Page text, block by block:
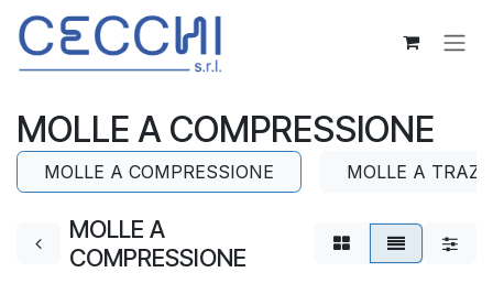
Skip to Content
MOLLE A COMPRESSIONE
MOLLE A COMPRESSIONE MOLLE A
MOLLE A
COMPRESSIONE